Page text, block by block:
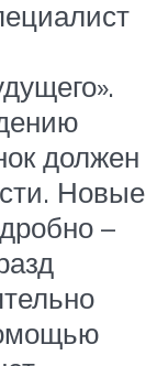
должен
Новые
–